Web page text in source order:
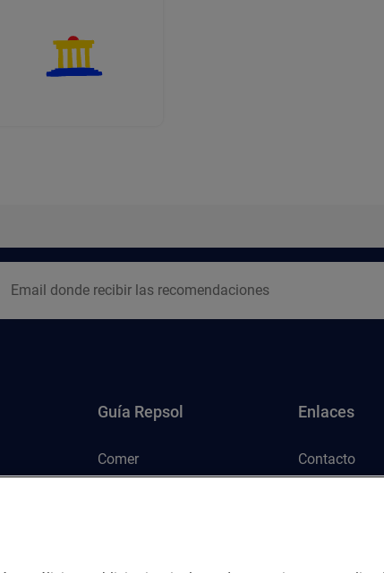
Guía Repsol
Comer
Enlaces
Contacto